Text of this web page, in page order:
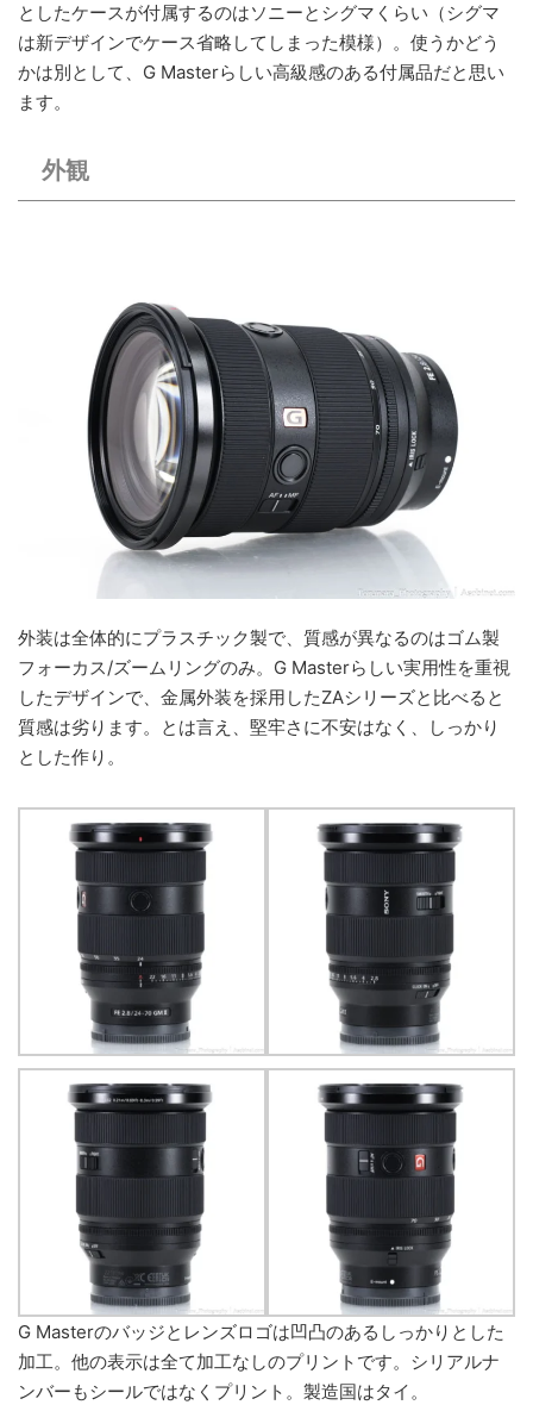
としたケースが付属するのはソニーとシグマくらい（シグマ
は新デザインでケース省略してしまった模様）。使うかどう
かは別として、G Masterらしい高級感のある付属品だと思い
ます。
外観
外装は全体的にプラスチック製で、質感が異なるのはゴム製
フォーカス/ズームリングのみ。G Masterらしい実用性を重視
したデザインで、金属外装を採用したZAシリーズと比べると
質感は劣ります。とは言え、堅牢さに不安はなく、しっかり
とした作り。
G Masterのバッジとレンズロゴは凹凸のあるしっかりとした
加工。他の表示は全て加工なしのプリントです。シリアルナ
ンバーもシールではなくプリント。製造国はタイ。